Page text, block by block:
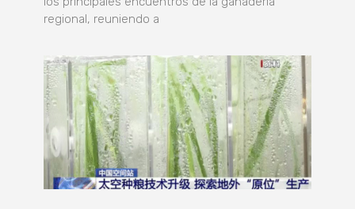
regional, reuniendo a